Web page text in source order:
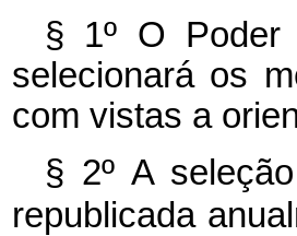
§ 1º O Poder
selecionará os
com vistas a
§ 2º A
republicada